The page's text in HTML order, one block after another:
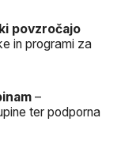
povzročajo
in programi za
–
ter podporna